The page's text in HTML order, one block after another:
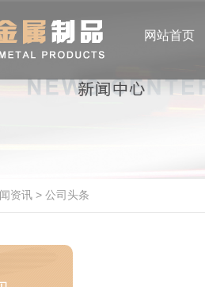
网站首页
资讯 > 公司头条